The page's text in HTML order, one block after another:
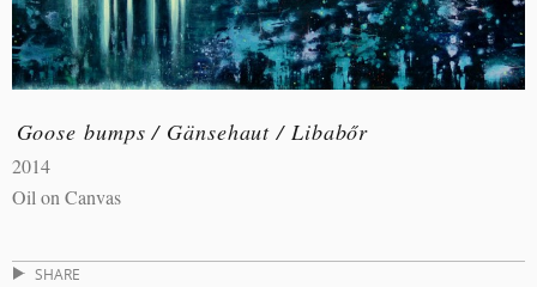
Goose bumps / Gänsehaut / Libabőr
2014
Oil on Canvas
SHARE